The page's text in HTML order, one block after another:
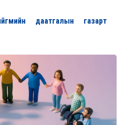
даатгалын газарт